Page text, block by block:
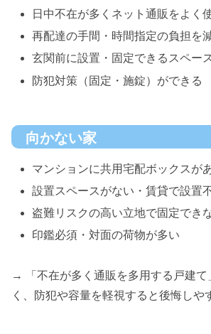
日中不在が多くネット通販をよく
再配達の手間・時間指定の負担を
玄関前に設置・固定できるスペー
防犯対策（固定・施錠）ができる
向かない家
マンションに共用宅配ボックスが
設置スペースがない・賃貸で設置
盗難リスクの高い立地で固定でき
印鑑必須・対面の荷物が多い
→ 「不在が多く通販を多用する戸建て
く、防犯や容量を軽視すると後悔しや